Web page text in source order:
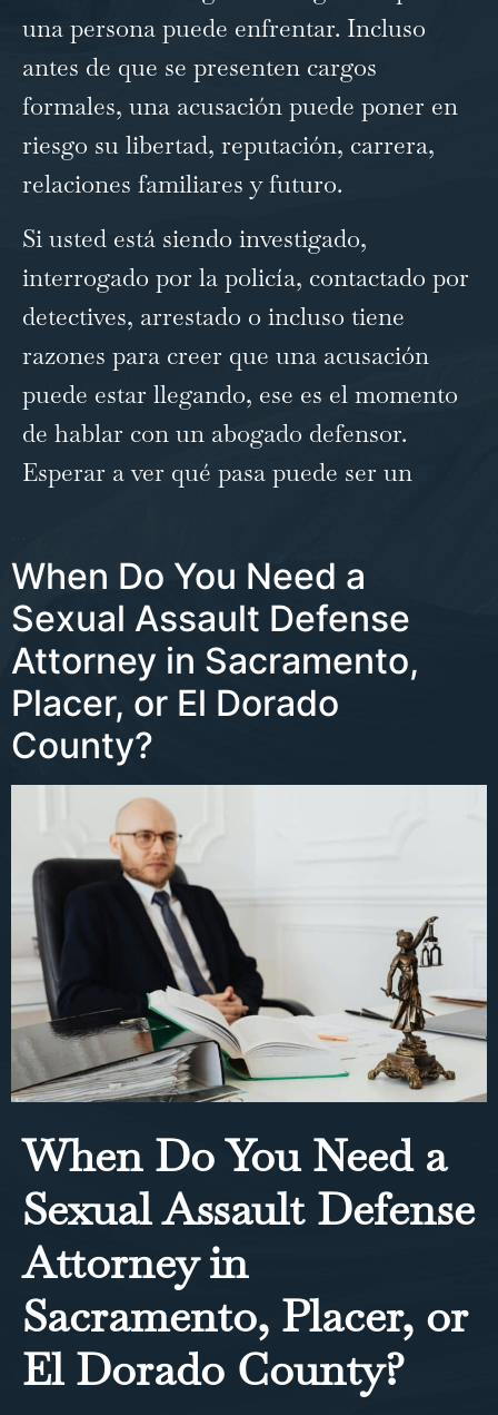
una persona puede enfrentar. Incluso
antes de que se presenten cargos
formales, una acusación puede poner en
riesgo su libertad, reputación, carrera,
relaciones familiares y futuro.
Si usted está siendo investigado,
interrogado por la policía, contactado por
detectives, arrestado o incluso tiene
razones para creer que una acusación
puede estar llegando, ese es el momento
de hablar con un abogado defensor.
Esperar a ver qué pasa puede ser un
When Do You Need a
Sexual Assault Defense
Attorney in Sacramento,
Placer, or El Dorado
County?
When Do You Need a
Sexual Assault Defense
Attorney in
Sacramento, Placer, or
El Dorado County?